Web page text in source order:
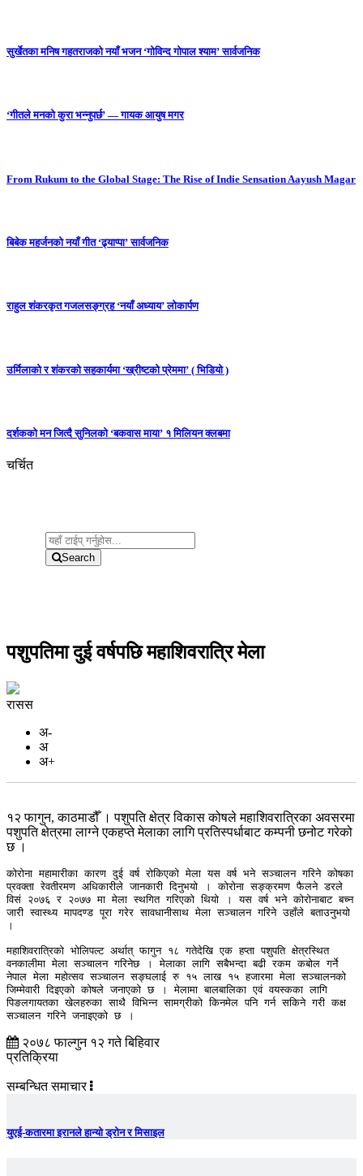
सुर्खेतका मनिष गहतराजको नयाँ भजन ‘गोविन्द गोपाल श्याम’ सार्वजनिक
‘गीतले मनको कुरा भन्नुपर्छ’ — गायक आयुष मगर
From Rukum to the Global Stage: The Rise of Indie Sensation Aayush Magar
बिबेक महर्जनको नयाँ गीत ‘ढ्याप्पा’ सार्वजनिक
राहुल शंकरकृत गजलसङ्ग्रह ‘नयाँ अध्याय’ लोकार्पण
उर्मिलाको र शंकरको सहकार्यमा ‘ख्रीष्टको प्रेममा’ ( भिडियो )
दर्शकको मन जित्दै सुनिलको ‘बकवास माया’ १ मिलियन क्लबमा
चर्चित
Search
पशुपतिमा दुई वर्षपछि महाशिवरात्रि मेला
रासस
अ-
अ
अ+
१२ फागुन, काठमाडौँ । पशुपति क्षेत्र विकास कोषले महाशिवरात्रिका अवसरमा
पशुपति क्षेत्रमा लाग्ने एकहप्ते मेलाका लागि प्रतिस्पर्धाबाट कम्पनी छनोट गरेको
छ ।
कोरोना महामारीका कारण दुई वर्ष रोकिएको मेला यस वर्ष भने सञ्चालन गरिने कोषका
प्रवक्ता रेवतीरमण अधिकारीले जानकारी दिनुभयो । कोरोना सङ्क्रमण फैलने डरले
विसं २०७६ र २०७७ मा मेला स्थगित गरिएको थियो । यस वर्ष भने कोरोनाबाट बच्न
जारी स्वास्थ्य मापदण्ड पूरा गरेर सावधानीसाथ मेला सञ्चालन गरिने उहाँले बताउनुभयो
।
महाशिवरात्रिको भोलिपल्ट अर्थात् फागुन १८ गतेदेखि एक हप्ता पशुपति क्षेत्रस्थित
वनकालीमा मेला सञ्चालन गरिनेछ । मेलाका लागि सबैभन्दा बढी रकम कबोल गर्ने
नेपाल मेला महोत्सव सञ्चालन सङ्घलाई रु १५ लाख १५ हजारमा मेला सञ्चालनको
जिम्मेवारी दिइएको कोषले जनाएको छ । मेलामा बालबालिका एवं वयस्कका लागि
पिङलगायतका खेलहरुका साथै विभिन्न सामग्रीको किनमेल पनि गर्न सकिने गरी कक्ष
सञ्चालन गरिने जनाइएको छ ।
२०७८ फाल्गुन १२ गते बिहिवार
प्रतिक्रिया
सम्बन्धित समाचार
युएई-कतारमा इरानले हान्यो ड्रोन र मिसाइल